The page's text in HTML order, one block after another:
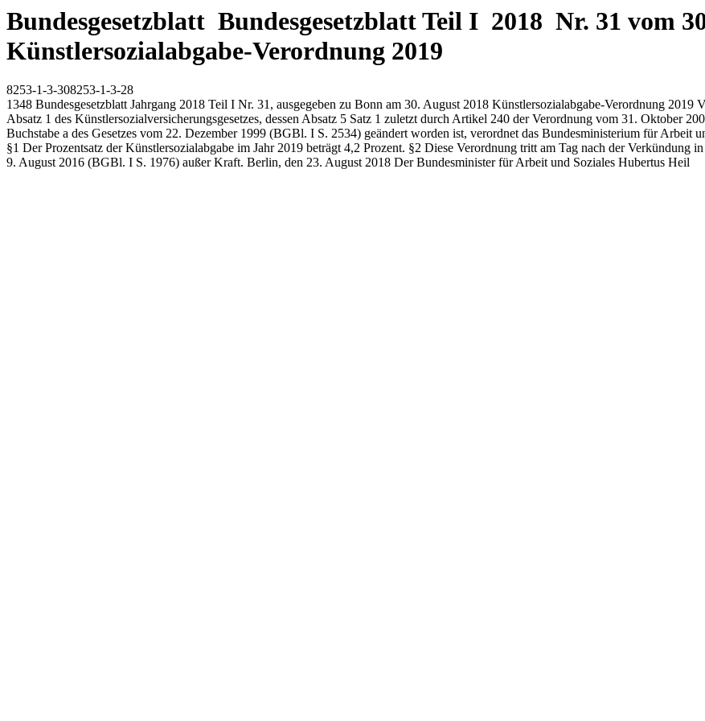
Bundesgesetzblatt Bundesgesetzblatt Teil I 2018 Nr. 31 vom
Künstlersozialabgabe-Verordnung 2019
8253-1-3-308253-1-3-28
1348 Bundesgesetzblatt Jahrgang 2018 Teil I Nr. 31, ausgegeben zu Bonn am 30. August 2018 Künstlersozialabgabe-Verordnung
Absatz 1 des Künstlersozialversicherungsgesetzes, dessen Absatz 5 Satz 1 zuletzt durch Artikel 240 der Verordnung vom 31. Oktober
Buchstabe a des Gesetzes vom 22. Dezember 1999 (BGBl. I S. 2534) geändert worden ist, verordnet das Bundesministerium für Arbeit
§1 Der Prozentsatz der Künstlersozialabgabe im Jahr 2019 beträgt 4,2 Prozent. §2 Diese Verordnung tritt am Tag nach der
9. August 2016 (BGBl. I S. 1976) außer Kraft. Berlin, den 23. August 2018 Der Bundesminister für Arbeit und Soziales Hubertus Heil